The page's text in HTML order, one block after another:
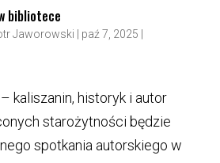
bibliotece
Jaworowski paź 7, 2025
kaliszanin, historyk i autor
starożytności będzie
spotkania autorskiego w